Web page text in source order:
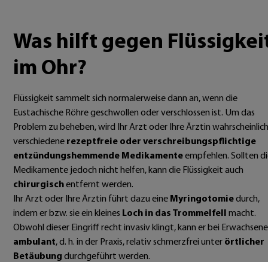
Was hilft gegen
im Ohr?
Flüssigkeit sammelt sich normalerweise dann an, wenn die
Eustachische Röhre geschwollen oder verschlossen ist. Um das
Problem zu beheben, wird Ihr Arzt oder Ihre Ärztin wahrscheinlich
verschiedene rezeptfreie oder verschreibungspflichtige
entzündungshemmende Medikamenteempfehlen. Sollten
Medikamente jedoch nicht helfen, kann die Flüssigkeit auch
chirurgischentfernt werden.
Ihr Arzt oder Ihre Ärztin führt dazu eine Myringotomiedurch,
indem er bzw. sie ein kleines Loch in das Trommelfell
macht.
Obwohl dieser Eingriff recht invasiv klingt, kann er bei
ambulant, d. h. in der Praxis, relativ schmerzfrei unter örtlicher
Betäubung durchgeführt werden.